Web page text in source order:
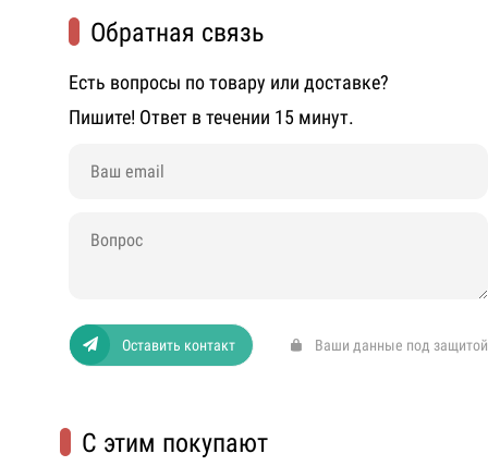
Обратная связь
Есть вопросы по товару или доставке?
Пишите! Ответ в течении 15 минут.
Оставить контакт Ваши данные под защитой
С этим покупают